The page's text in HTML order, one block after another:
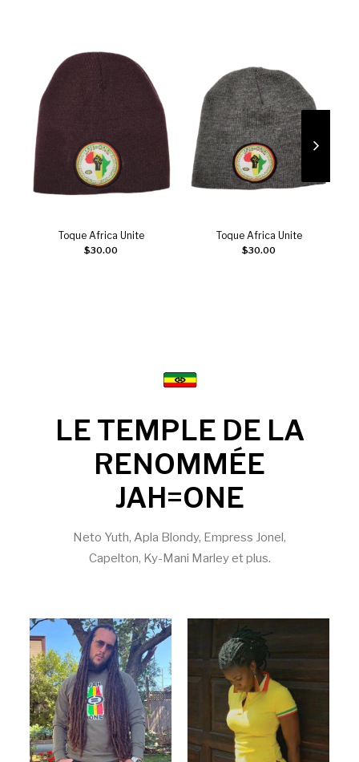
Choix des options
Toque Africa Unite
$30.00 Choix des options
Toque Africa Unite
$30.00
LE TEMPLE DE LA
RENOMMÉE
JAH=ONE
Neto Yuth, Apla Blondy, Empress Jonel,
Capelton, Ky-Mani Marley et plus.